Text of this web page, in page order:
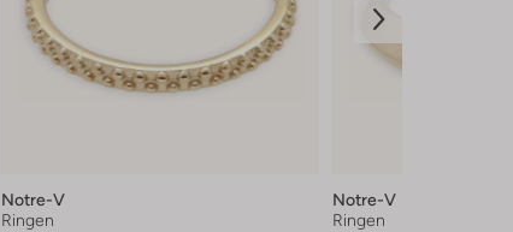
Notre-V
Ringen
Notre-V
Ringen